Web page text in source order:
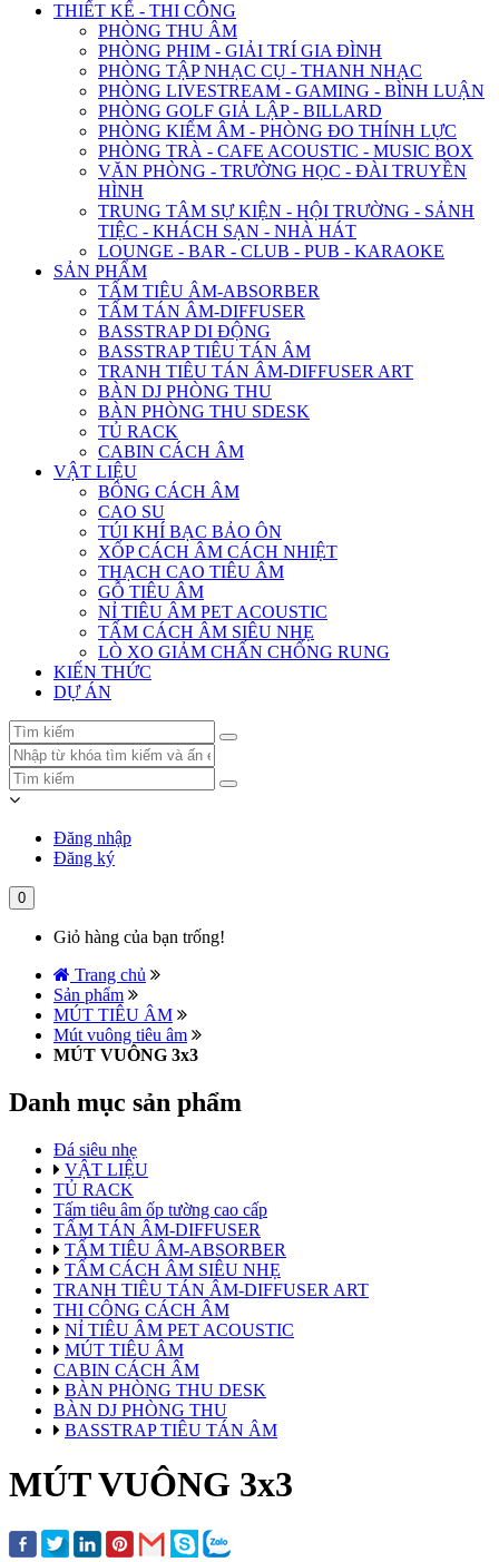
THIẾT KẾ - THI CÔNG
PHÒNG THU ÂM
PHÒNG PHIM - GIẢI TRÍ GIA ĐÌNH
PHÒNG TẬP NHẠC CỤ - THANH NHẠC
PHÒNG LIVESTREAM - GAMING - BÌNH LUẬN
PHÒNG GOLF GIẢ LẬP - BILLARD
PHÒNG KIỂM ÂM - PHÒNG ĐO THÍNH LỰC
PHÒNG TRÀ - CAFE ACOUSTIC - MUSIC BOX
VĂN PHÒNG - TRƯỜNG HỌC - ĐÀI TRUYỀN
HÌNH
TRUNG TÂM SỰ KIỆN - HỘI TRƯỜNG - SẢNH
TIỆC - KHÁCH SẠN - NHÀ HÁT
LOUNGE - BAR - CLUB - PUB - KARAOKE
SẢN PHẨM
TẤM TIÊU ÂM-ABSORBER
TẤM TÁN ÂM-DIFFUSER
BASSTRAP DI ĐỘNG
BASSTRAP TIÊU TÁN ÂM
TRANH TIÊU TÁN ÂM-DIFFUSER ART
BÀN DJ PHÒNG THU
BÀN PHÒNG THU SDESK
TỦ RACK
CABIN CÁCH ÂM
VẬT LIỆU
BÔNG CÁCH ÂM
CAO SU
TÚI KHÍ BẠC BẢO ÔN
XỐP CÁCH ÂM CÁCH NHIỆT
THẠCH CAO TIÊU ÂM
GỖ TIÊU ÂM
NỈ TIÊU ÂM PET ACOUSTIC
TẤM CÁCH ÂM SIÊU NHẸ
LÒ XO GIẢM CHẤN CHỐNG RUNG
KIẾN THỨC
DỰ ÁN
Đăng nhập
Đăng ký
0
Giỏ hàng của bạn trống!
Trang chủ
Sản phẩm
MÚT TIÊU ÂM
Mút vuông tiêu âm
MÚT VUÔNG 3x3
Danh mục sản phẩm
Đá siêu nhẹ
VẬT LIỆU
TỦ RACK
Tấm tiêu âm ốp tường cao cấp
TẤM TÁN ÂM-DIFFUSER
TẤM TIÊU ÂM-ABSORBER
TẤM CÁCH ÂM SIÊU NHẸ
TRANH TIÊU TÁN ÂM-DIFFUSER ART
THI CÔNG CÁCH ÂM
NỈ TIÊU ÂM PET ACOUSTIC
MÚT TIÊU ÂM
CABIN CÁCH ÂM
BÀN PHÒNG THU DESK
BÀN DJ PHÒNG THU
BASSTRAP TIÊU TÁN ÂM
MÚT VUÔNG 3x3